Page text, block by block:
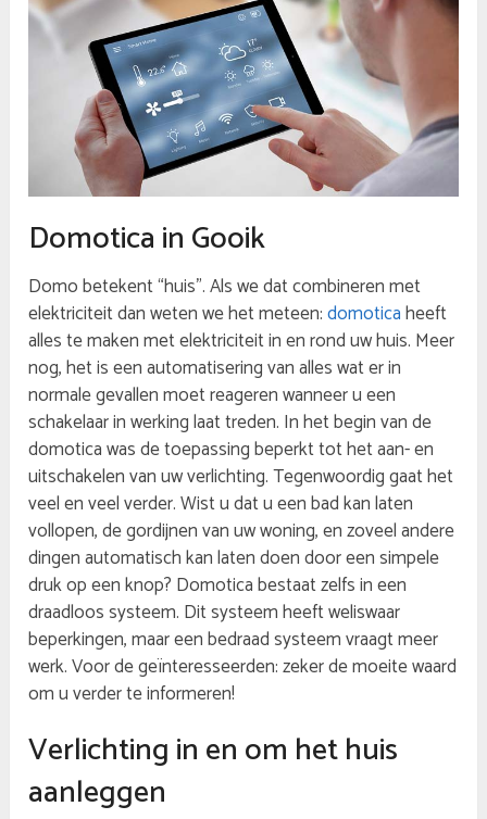
Domotica in Gooik
Domo betekent “huis”. Als we dat combineren met
elektriciteit dan weten we het meteen:domoticaheeft
alles te maken met elektriciteit in en rond uw huis. Meer
nog, het is een automatisering van alles wat er in
normale gevallen moet reageren wanneer u een
schakelaar in werking laat treden. In het begin van de
domotica was de toepassing beperkt tot het aan- en
uitschakelen van uw verlichting. Tegenwoordig gaat het
veel en veel verder. Wist u dat u een bad kan laten
vollopen, de gordijnen van uw woning, en zoveel andere
dingen automatisch kan laten doen door een simpele
druk op een knop? Domotica bestaat zelfs in een
draadloos systeem. Dit systeem heeft weliswaar
beperkingen, maar een bedraad systeem vraagt meer
werk. Voor de geïnteresseerden: zeker de moeite waard
om u verder te informeren!
Verlichting in en om het huis
aanleggen